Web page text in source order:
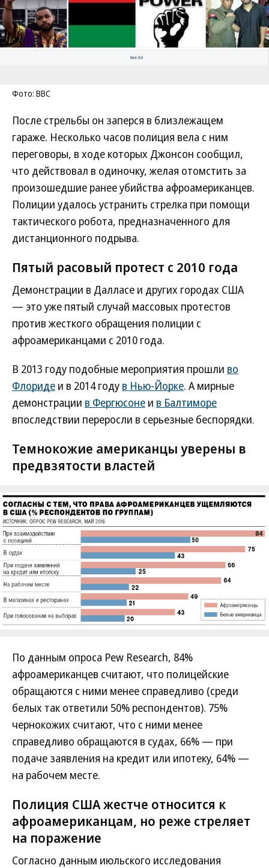
Фото: BBC
После стрельбы он заперся в близлежащем
гараже. Несколько часов полиция вела с ним
переговоры, в ходе которых Джонсон сообщил,
что действовал в одиночку, желая отомстить за
произошедшие ранее убийства афроамериканцев.
Полиции удалось устранить стрелка при помощи
тактического робота, предназначенного для
дистанционного подрыва.
Пятый расовый протест с 2010 года
Демонстрации в Далласе и других городах США
— это уже пятый случай массовых протестов
против жесткого обращения полиции с
афроамериканцами с 2010 года.
В 2013 году подобные мероприятия прошли во
Флориде и в 2014 году в Нью-Йорке. А мирные
демонстрации в Фергюсоне и в Балтиморе
впоследствии переросли в серьезные беспорядки.
Темнокожие американцы уверены в
предвзятости властей
По данным опроса Pew Research, 84%
афроамериканцев считают, что полицейские
обращаются с ними менее справедливо (среди
белых так ответили 50% респондентов). 75%
чернокожих считают, что с ними менее
справедливо обращаются в судах, 66% — при
подаче заявления на кредит или ипотеку, 64% —
на рабочем месте.
Полиция США жестче относится к
афроамериканцам, но реже стреляет
на поражение
Согласно данным июльского исследования